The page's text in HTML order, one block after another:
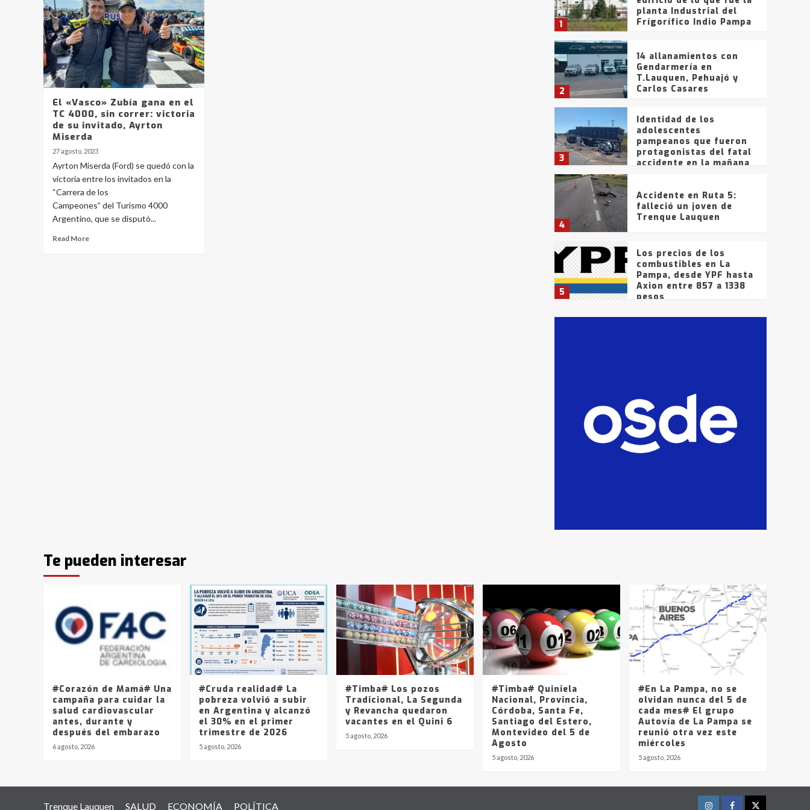
El «Vasco» Zubía gana en el
TC 4000, sin correr: victoria
de su invitado, Ayrton
Miserda
27 agosto, 2023
Ayrton Miserda (Ford) se quedó con la
victoria entre los invitados en la
“Carrera de los
Campeones” del Turismo 4000
Argentino, que se disputó...
Read More
1
planta Industrial del
Frígorífico Indio Pampa
2
14 allanamientos con
Gendarmería en
T.Lauquen, Pehuajó y
Carlos Casares
3
Identidad de los
adolescentes
pampeanos que fueron
protagonistas del fatal
accidente en la mañana
4
Accidente en Ruta 5:
falleció un joven de
Trenque Lauquen
5
Los precios de los
combustibles en La
Pampa, desde YPF hasta
Axion entre 857 a 1338
pesos
La Bolsa de Cereales de
que intentaron evadir a
la Policía fueron
detenidos por
comercialización de
drogas en la tarde del
sábado
3
Identidad de los
adolescentes
pampeanos que fueron
protagonistas del fatal
accidente en la mañana
del lunes
4
Accidente en Ruta 5:
falleció un joven de
Trenque Lauquen
Los precios de los
combustibles en La
Pampa, desde YPF hasta
Axion entre 857 a 1338
pesos
Te pueden interesar
#Corazón de Mamá# Una
campaña para cuidar la
salud cardiovascular
antes, durante y
después del embarazo
6 agosto, 2026
#Cruda realidad# La
pobreza volvió a subir
en Argentina y alcanzó
el 30% en el primer
trimestre de 2026
5 agosto, 2026
#Timba# Los pozos
Tradicional, La Segunda
y Revancha quedaron
vacantes en el Quini 6
5 agosto, 2026
#Timba# Quiniela
Nacional, Provincia,
Córdoba, Santa Fe,
Santiago del Estero,
Montevideo del 5 de
Agosto
5 agosto, 2026
#En La Pampa, no se
olvidan nunca del 5 de
cada mes# El grupo
Autovía de La Pampa se
reunió otra vez este
miércoles
5 agosto, 2026
Trenque Lauquen SALUD ECONOMÍA POLÍTICA